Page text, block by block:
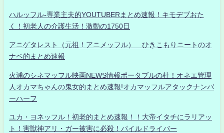
ハルッフル-専業主夫的YOUTUBERまとめ速報！キモデブおた
く！初老人の介護生活！激動の1750日
アニゲタレスト（元祖！アニメッフル） ひきこもりニートのオ
ナベ的まとめ速報
火浦のシネマッフル映画NEWS情報ポータブルの杜！オネエ管理
人オカマちゃんの鬼女的まとめ速報!オカマッフルアタックナンバ
ーハーフ
ユカ・ヨネッフル！初老的まとめ速報！！大帝イタチにラリアッ
ト！害獣神アリ・ガー被害に必殺！パイルドライバー